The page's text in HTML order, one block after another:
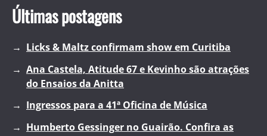
Últimas postagens
Licks & Maltz confirmam show em Curitiba
Ana Castela, Atitude 67 e Kevinho são atrações
do Ensaios da Anitta
Ingressos para a 41ª Oficina de Música
Humberto Gessinger no Guairão. Confira as